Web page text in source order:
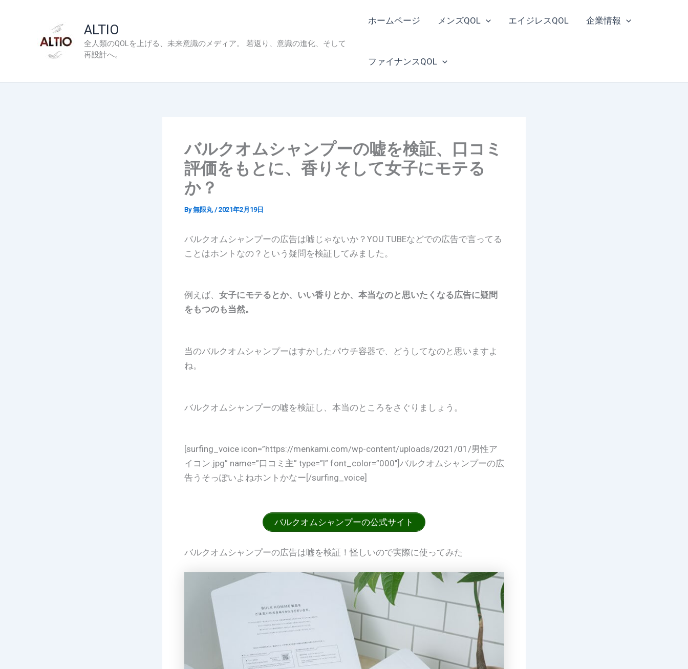
ALTIO
全人類のQOLを上げる、未来意識のメディア。 若返り、意識の進化、そして
再設計へ。
ホームページ メンズQOL エイジレスQOL 企業情報
ファイナンスQOL
バルクオムシャンプーの嘘を検証、口コミ
評価をもとに、香りそして女子にモテる
か？
By無限丸 /2021年2月19日
バルクオムシャンプーの広告は嘘じゃないか？YOU TUBEなどでの広告で言ってる
ことはホントなの？という疑問を検証してみました。
例えば、 女子にモテるとか、いい香りとか、本当なのと思いたくなる広告に疑問
をもつのも当然。
当のバルクオムシャンプーはすかしたパウチ容器で、どうしてなのと思いますよ
ね。
バルクオムシャンプーの嘘を検証し、本当のところをさぐりましょう。
[surfing_voice icon=”https://menkami.com/wp-content/uploads/2021/01/男性ア
イコン.jpg” name=”口コミ主” type=”l” font_color=”000″]バルクオムシャンプーの広
告うそっぽいよねホントかなー[/surfing_voice]
バルクオムシャンプーの公式サイト
バルクオムシャンプーの広告は嘘を検証！怪しいので実際に使ってみた